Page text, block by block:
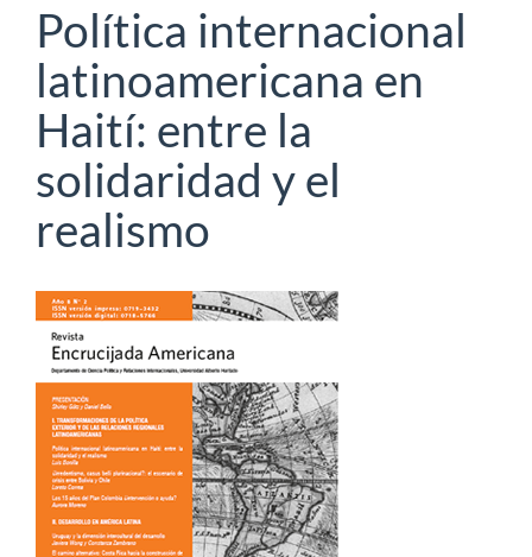
Política internacional
latinoamericana en
Haití: entre la
solidaridad y el
realismo
Barra
lateral
del
artículo